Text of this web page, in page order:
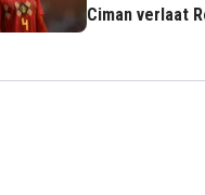
Ciman verlaat